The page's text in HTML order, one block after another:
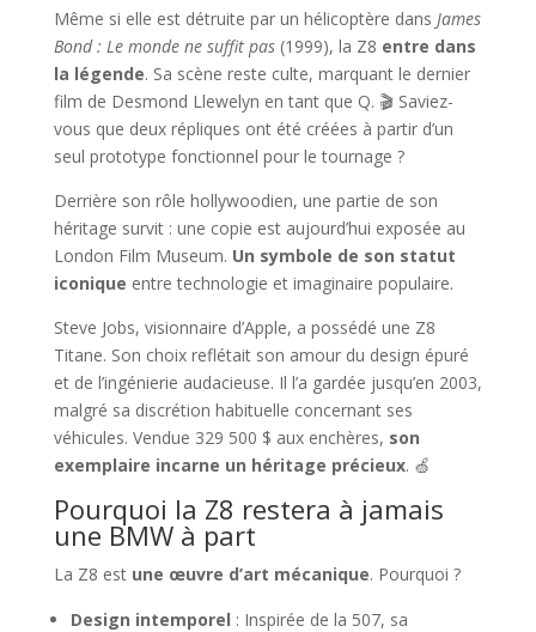
Même si elle est détruite par un hélicoptère dans James
Bond : Le monde ne suffit pas(1999), la Z8 entre dans
la légende. Sa scène reste culte, marquant le dernier
film de Desmond Llewelyn en tant que Q. 🎬 Saviez-
vous que deux répliques ont été créées à partir d’un
seul prototype fonctionnel pour le tournage ?
Derrière son rôle hollywoodien, une partie de son
héritage survit : une copie est aujourd’hui exposée au
London Film Museum. Un symbole de son statut
iconique entre technologie et imaginaire populaire.
Steve Jobs, visionnaire d’Apple, a possédé une Z8
Titane. Son choix reflétait son amour du design épuré
et de l’ingénierie audacieuse. Il l’a gardée jusqu’en 2003,
malgré sa discrétion habituelle concernant ses
véhicules. Vendue 329 500 $ aux enchères, son
exemplaire incarne un héritage précieux. 🍏
Pourquoi la Z8 restera à jamais
une BMW à part
La Z8 est une œuvre d’art mécanique. Pourquoi ?
Design intemporel : Inspirée de la 507, sa